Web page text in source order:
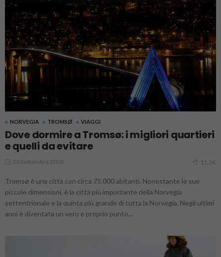
NORVEGIA TROMSØ VIAGGI
Dove dormire a Tromsø: i migliori quartieri
e quelli da evitare
20 Settembre 2020 11.2K
Tromsø è una città con circa 75.000 abitanti. Nonostante le sue
piccole dimensioni, è la città più importante della Norvegia
settentrionale e la quinta più grande di tutta la Norvegia. Negli ultimi
anni è diventata un vero e proprio punto...